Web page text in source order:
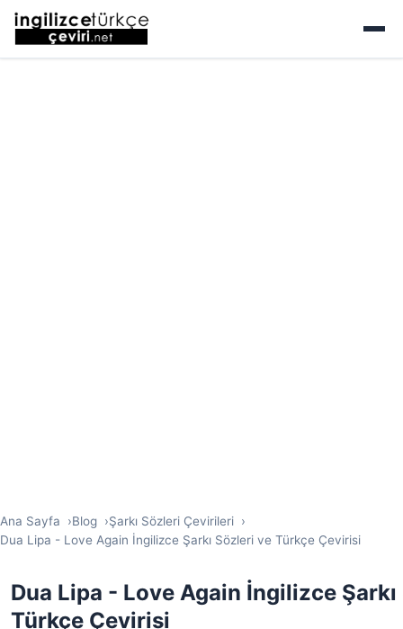
Ana Sayfa Blog
Şarkı Sözleri Çevirileri
Dua Lipa - Love Again İngilizce Şarkı Sözleri ve Türkçe Çevirisi
Dua Lipa - Love Again İngilizce
Türkçe Çevirisi